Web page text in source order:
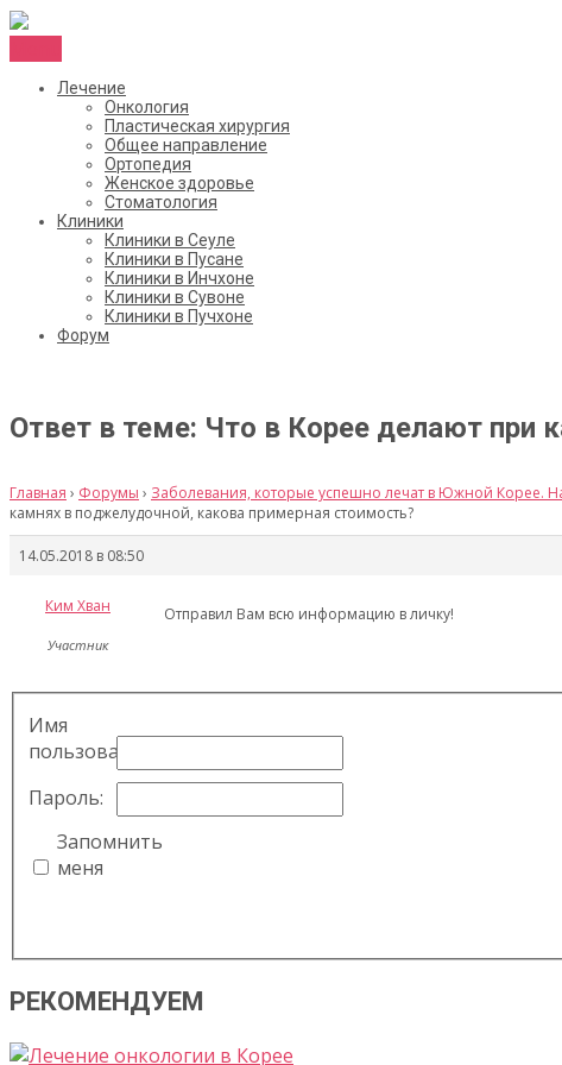
Лечение
Онкология
Пластическая хирургия
Общее направление
Ортопедия
Женское здоровье
Стоматология
Клиники
Клиники в Сеуле
Клиники в Пусане
Клиники в Инчхоне
Клиники в Сувоне
Клиники в Пучхоне
Форум
Ответ в теме: Что в Корее делают при
Главная › Форумы › Заболевания, которые успешно лечат в Южной Корее.
камнях в поджелудочной, какова примерная стоимость?
14.05.2018 в 08:50
Ким Хван
Участник
Отправил Вам всю информацию в личку!
Имя
пользователя:
Пароль:
Запомнить
меня
РЕКОМЕНДУЕМ